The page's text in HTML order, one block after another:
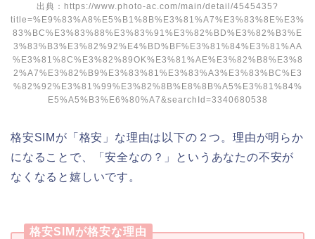
出典：https://www.photo-ac.com/main/detail/4545435?
title=%E9%83%A8%E5%B1%8B%E3%81%A7%E3%83%8E%E3%
83%BC%E3%83%88%E3%83%91%E3%82%BD%E3%82%B3%E
3%83%B3%E3%82%92%E4%BD%BF%E3%81%84%E3%81%AA
%E3%81%8C%E3%82%89OK%E3%81%AE%E3%82%B8%E3%8
2%A7%E3%82%B9%E3%83%81%E3%83%A3%E3%83%BC%E3
%82%92%E3%81%99%E3%82%8B%E8%8B%A5%E3%81%84%
E5%A5%B3%E6%80%A7&searchId=3340680538
格安SIMが「格安」な理由は以下の２つ。 理由が明らか
になることで、「安全なの？」というあなたの不安が
なくなると嬉しいです。
格安SIMが格安な理由